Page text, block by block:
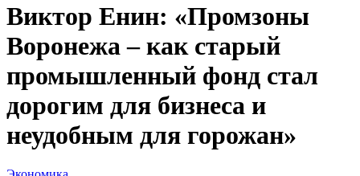
Виктор Енин: «Промзоны
Воронежа – как старый
промышленный фонд стал
дорогим для бизнеса и
неудобным для горожан»